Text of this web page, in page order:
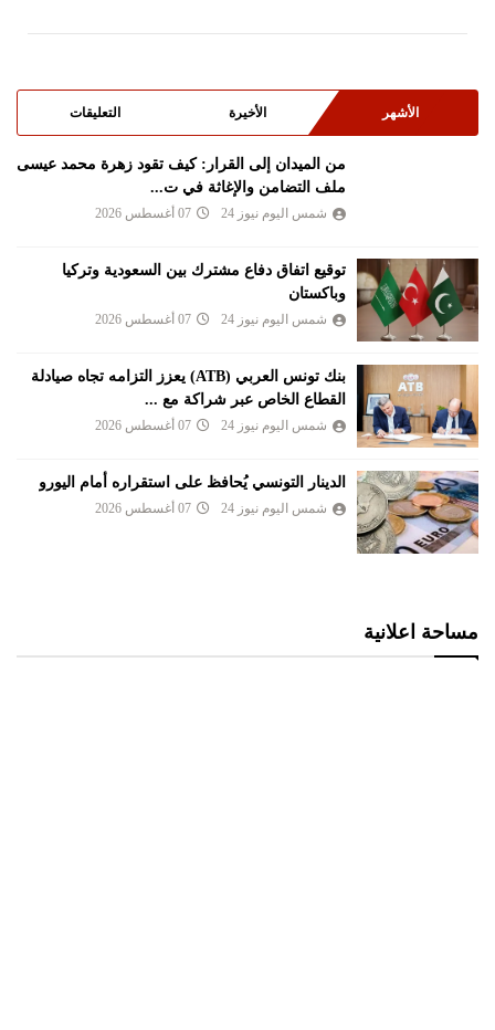
الأشهر الأخيرة التعليقات
من الميدان إلى القرار: كيف تقود زهرة محمد عيسى
ملف التضامن والإغاثة في ت...
شمس اليوم نيوز 24 07 أغسطس 2026
توقيع اتفاق دفاع مشترك بين السعودية وتركيا
وباكستان
شمس اليوم نيوز 24 07 أغسطس 2026
بنك تونس العربي (ATB) يعزز التزامه تجاه صيادلة
القطاع الخاص عبر شراكة مع ...
شمس اليوم نيوز 24 07 أغسطس 2026
الدينار التونسي يُحافظ على استقراره أمام اليورو
شمس اليوم نيوز 24 07 أغسطس 2026
مساحة اعلانية